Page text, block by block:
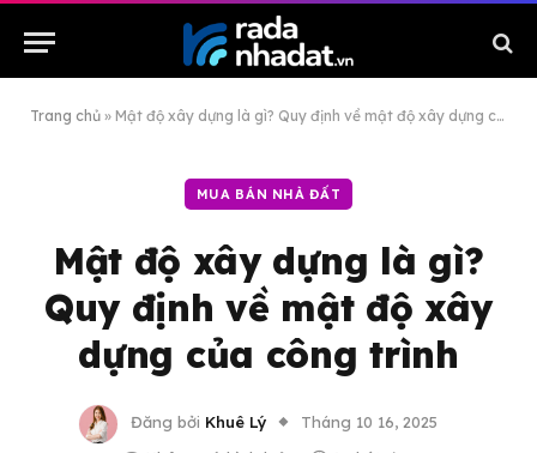
Trang chủ » Mật độ xây dựng là gì? Quy định về mật độ xây dựng của công trình
MUA BÁN NHÀ ĐẤT
Mật độ xây dựng là gì?
Quy định về mật độ xây
dựng của công trình
Đăng bởi Khuê Lý
Tháng 10 16, 2025